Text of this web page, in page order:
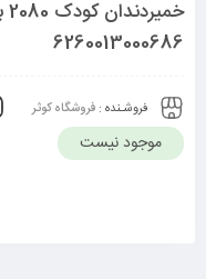
6260013000686
فروشـنده : فروشگاه کوثر
موجود نیست